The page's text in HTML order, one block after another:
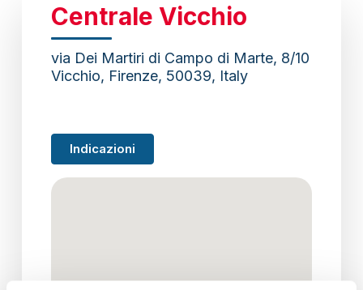
the
section
Centrale Vicchio
via Dei Martiri di Campo di Marte, 8/10
Vicchio, Firenze, 50039, Italy
Indicazioni